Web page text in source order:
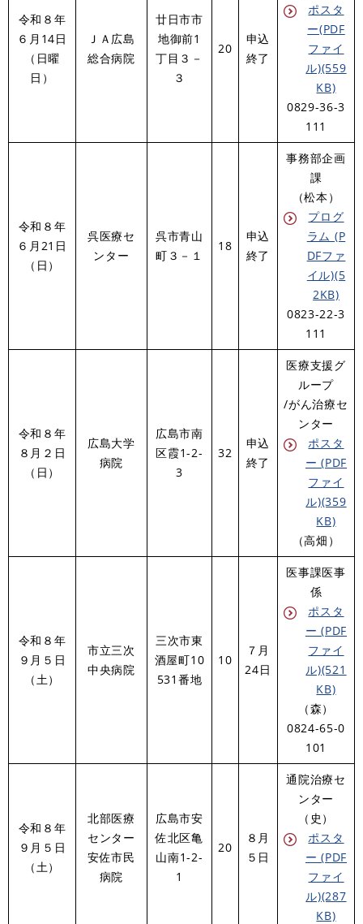
令和８年
６月14日
（日曜
日）
ＪＡ広島
総合病院
廿日市市
地御前1
丁目３－
３
20
申込
終了
ポスタ
ー(PDF
ファイ
ル)(559
KB)
0829-36-3
111
令和８年
６月21日
（日）
呉医療セ
ンター
呉市青山
町３－１
18
申込
終了
事務部企画
課
（松本）
プログ
ラム (P
DFファ
イル)(5
2KB)
0823-22-3
111
令和８年
８月２日
（日）
広島大学
病院
広島市南
区霞1-2-
3
32
申込
終了
医療支援グ
ループ
/がん治療セ
ンター
ポスタ
ー (PDF
ファイ
ル)(359
KB)
（高畑）
令和８年
９月５日
（土）
市立三次
中央病院
三次市東
酒屋町10
531番地
10
７月
24日
医事課医事
係
ポスタ
ー (PDF
ファイ
ル)(521
KB)
（森）
0824-65-0
101
令和８年
９月５日
（土）
北部医療
センター
安佐市民
病院
広島市安
佐北区亀
山南1-2-
1
20
８月
５日
通院治療セ
ンター
（史）
ポスタ
ー (PDF
ファイ
ル)(287
KB)